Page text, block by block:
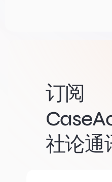
订阅
社论通